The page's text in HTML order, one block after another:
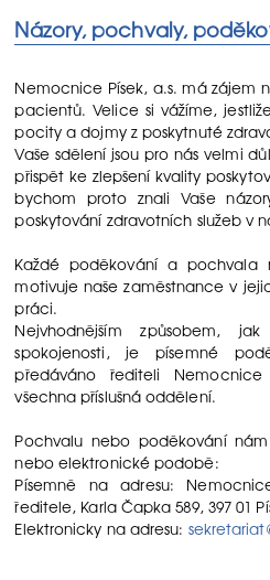
Názory, pochvaly,
Nemocnice Písek, a.s. má zájem
pacientů. Velice si vážíme,
pocity a dojmy z poskytnuté
Vaše sdělení jsou pro nás velmi
přispět ke zlepšení kvality
bychom proto znali Vaše
poskytování zdravotních služeb v
Každé poděkování a pochvala
motivuje naše zaměstnance v
práci.
Nejvhodnějším způsobem,
spokojenosti, je písemné
předáváno řediteli
všechna příslušná oddělení.
Pochvalu nebo poděkování
nebo elektronické podobě:
Písemně na adresu:
ředitele, Karla Čapka 589, 397 01
Elektronicky na adresu: